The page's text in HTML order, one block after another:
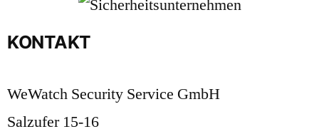
KONTAKT
WeWatch Security Service GmbH
Salzufer 15-16